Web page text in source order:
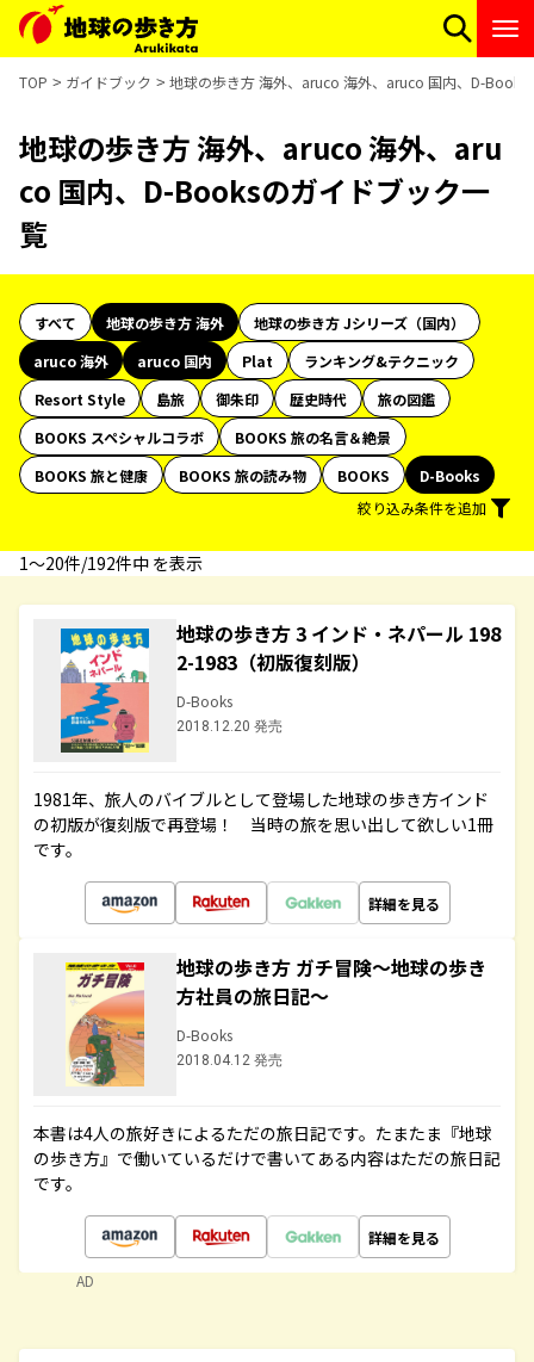
TOP ガイドブック 地球の歩き方 海外、aruco 海外、aruco 国内、D-Books
地球の歩き方 海外、aruco 海外、aru
co 国内、D-Booksのガイドブック一
覧
すべて 地球の歩き方 海外
地球の歩き方 Jシリーズ（国内）
aruco 海外
aruco 国内 Plat
ランキング&テクニック
Resort Style
島旅 御朱印 歴史時代
旅の図鑑
BOOKS スペシャルコラボ
BOOKS 旅の名言＆絶景
BOOKS 旅と健康
BOOKS 旅の読み物 BOOKS
D-Books
絞り込み条件を追加
1〜20件/192件中 を表示
地球の歩き方 3 インド・ネパール 198
2-1983（初版復刻版）
D-Books
2018.12.20 発売
1981年、旅人のバイブルとして登場した地球の歩き方インド
の初版が復刻版で再登場！ 当時の旅を思い出して欲しい1冊
です。
詳細を見る
地球の歩き方 ガチ冒険～地球の歩き
方社員の旅日記～
D-Books
2018.04.12 発売
本書は4人の旅好きによるただの旅日記です。たまたま『地球
の歩き方』で働いているだけで書いてある内容はただの旅日記
です。
詳細を見る
AD